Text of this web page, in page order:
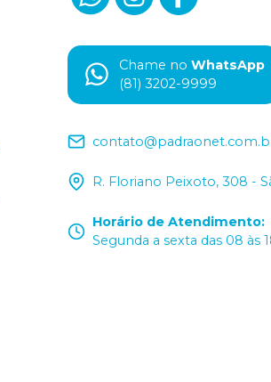
Chame no WhatsApp
(81) 3202-9999
R. Floriano Peixoto, 308 -
Horário de Atendimento:
Segunda a sexta das 08 às